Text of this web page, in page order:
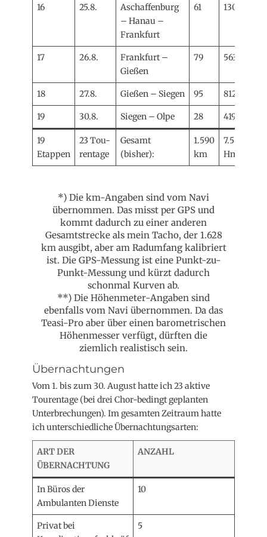
16 25.8.
Aschaffenburg
– Hanau –
Frankfurt
61 130
17 26.8.
Frankfurt –
Gießen
79 563
18 27.8. Gießen – Siegen 95 812
19 30.8. Siegen – Olpe 28 419
19
Etappen
23 Tou-
rentage
Gesamt
(bisher):
1.590
km
7.586
Hm
*) Die km-Angaben sind vom Navi
übernommen. Das misst per GPS und
kommt dadurch zu einer anderen
Gesamtstrecke als mein Tacho, der 1.628
km ausgibt, aber am Radumfang kalibriert
ist. Die GPS-Messung ist eine Punkt-zu-
Punkt-Messung und kürzt dadurch
schonmal Kurven ab.
**) Die Höhenmeter-Angaben sind
ebenfalls vom Navi übernommen. Da das
Teasi-Pro aber über einen barometrischen
Höhenmesser verfügt, dürften die
ziemlich realistisch sein.
Übernachtungen
Vom 1. bis zum 30. August hatte ich 23 aktive
Tourentage (bei drei Chor-bedingt geplanten
Unterbrechungen). Im gesamten Zeitraum hatte
ich unterschiedliche Übernachtungsarten:
ART DER
ÜBERNACHTUNG
ANZAHL
In Büros der
Ambulanten Dienste
10
Privat bei
5